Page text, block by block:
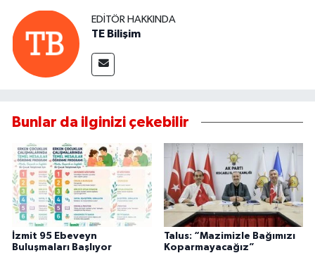
EDITÖR HAKKINDA
TE Bilişim
Bunlar da ilginizi çekebilir
İzmit 95 Ebeveyn
Buluşmaları Başlıyor
Talus: “Mazimizle Bağımızı
Koparmayacağız”